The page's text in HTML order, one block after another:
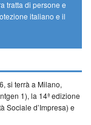
tratta di persone e
italiano e il
si terrà a Milano,
1), la 14ª edizione
Sociale d’Impresa) e